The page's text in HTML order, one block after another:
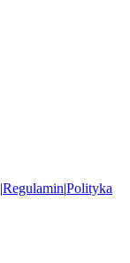
|Regulamin|Polityka